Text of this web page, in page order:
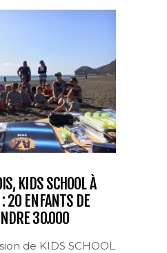
KIDS SCHOOL À
20 ENFANTS DE
30.000
de KIDS SCHOOL